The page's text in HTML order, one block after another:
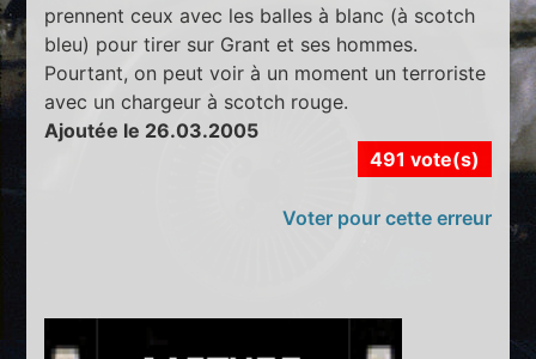
prennent ceux avec les balles à blanc (à scotch
bleu) pour tirer sur Grant et ses hommes.
Pourtant, on peut voir à un moment un terroriste
avec un chargeur à scotch rouge.
Ajoutée le 26.03.2005
491 vote(s)
Voter pour cette erreur